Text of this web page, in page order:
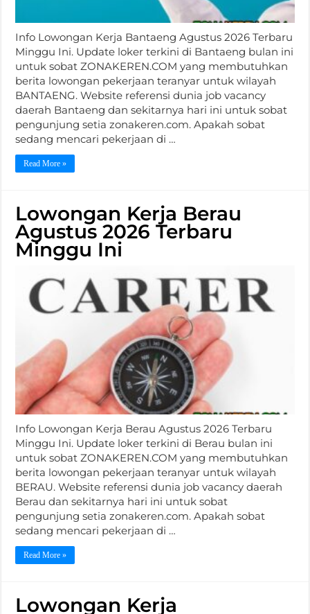
Info Lowongan Kerja Bantaeng Agustus 2026 Terbaru
Minggu Ini. Update loker terkini di Bantaeng bulan ini
untuk sobat ZONAKEREN.COM yang membutuhkan
berita lowongan pekerjaan teranyar untuk wilayah
BANTAENG. Website referensi dunia job vacancy
daerah Bantaeng dan sekitarnya hari ini untuk sobat
pengunjung setia zonakeren.com. Apakah sobat
sedang mencari pekerjaan di …
Read More »
Lowongan Kerja Berau
Agustus 2026 Terbaru
Minggu Ini
Info Lowongan Kerja Berau Agustus 2026 Terbaru
Minggu Ini. Update loker terkini di Berau bulan ini
untuk sobat ZONAKEREN.COM yang membutuhkan
berita lowongan pekerjaan teranyar untuk wilayah
BERAU. Website referensi dunia job vacancy daerah
Berau dan sekitarnya hari ini untuk sobat
pengunjung setia zonakeren.com. Apakah sobat
sedang mencari pekerjaan di …
Read More »
Lowongan Kerja